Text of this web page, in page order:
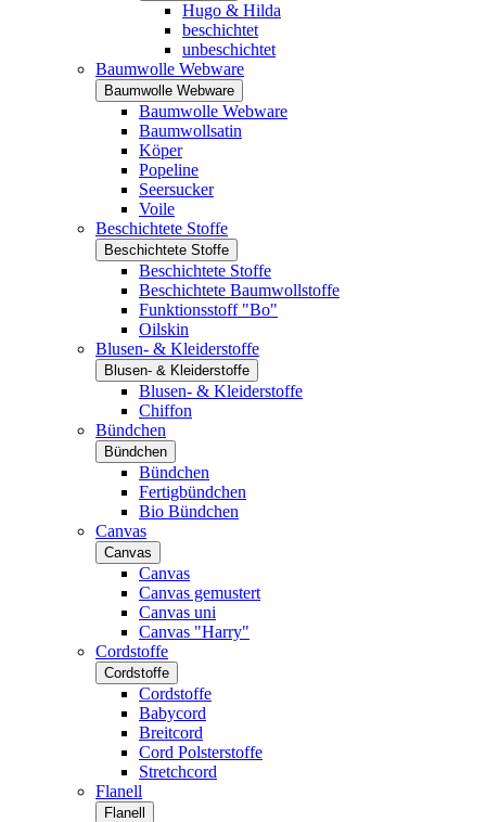
Hugo & Hilda
beschichtet
unbeschichtet
Baumwolle Webware
Baumwolle Webware
Baumwolle Webware
Baumwollsatin
Köper
Popeline
Seersucker
Voile
Beschichtete Stoffe
Beschichtete Stoffe
Beschichtete Stoffe
Beschichtete Baumwollstoffe
Funktionsstoff "Bo"
Oilskin
Blusen- & Kleiderstoffe
Blusen- & Kleiderstoffe
Blusen- & Kleiderstoffe
Chiffon
Bündchen
Bündchen
Bündchen
Fertigbündchen
Bio Bündchen
Canvas
Canvas
Canvas
Canvas gemustert
Canvas uni
Canvas "Harry"
Cordstoffe
Cordstoffe
Cordstoffe
Babycord
Breitcord
Cord Polsterstoffe
Stretchcord
Flanell
Flanell